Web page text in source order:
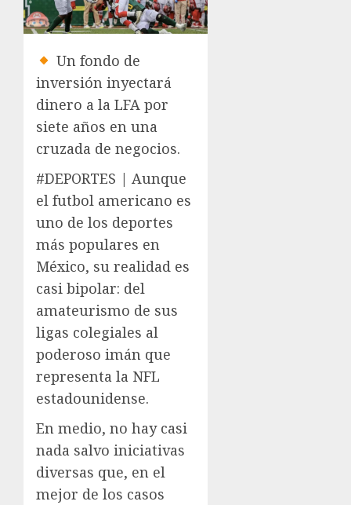
Un fondo de
inversión inyectará
dinero a la LFA por
siete años en una
cruzada de negocios.
#DEPORTES | Aunque
el futbol americano es
uno de los deportes
más populares en
México, su realidad es
casi bipolar: del
amateurismo de sus
ligas colegiales al
poderoso imán que
representa la NFL
estadounidense.
En medio, no hay casi
nada salvo iniciativas
diversas que, en el
mejor de los casos